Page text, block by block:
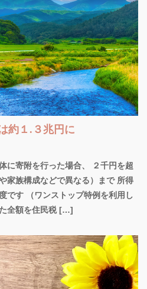
約１.３兆円に
に寄附を行った場合、 ２千円を超
家族構成などで異なる）まで 所得
です （ワンストップ特例を利用し
全額を住民税 […]